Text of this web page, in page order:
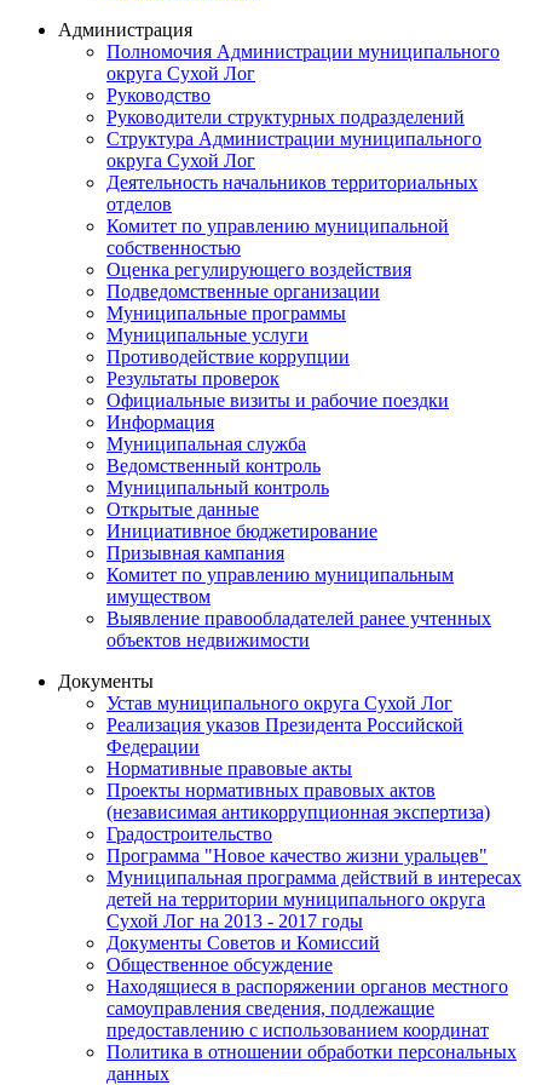
Администрация
Полномочия Администрации муниципального
округа Сухой Лог
Руководство
Руководители структурных подразделений
Структура Администрации муниципального
округа Сухой Лог
Деятельность начальников территориальных
отделов
Комитет по управлению муниципальной
собственностью
Оценка регулирующего воздействия
Подведомственные организации
Муниципальные программы
Муниципальные услуги
Противодействие коррупции
Результаты проверок
Официальные визиты и рабочие поездки
Информация
Муниципальная служба
Ведомственный контроль
Муниципальный контроль
Открытые данные
Инициативное бюджетирование
Призывная кампания
Комитет по управлению муниципальным
имуществом
Выявление правообладателей ранее учтенных
объектов недвижимости
Документы
Устав муниципального округа Сухой Лог
Реализация указов Президента Российской
Федерации
Нормативные правовые акты
Проекты нормативных правовых актов
(независимая антикоррупционная экспертиза)
Градостроительство
Программа "Новое качество жизни уральцев"
Муниципальная программа действий в интересах
детей на территории муниципального округа
Сухой Лог на 2013 - 2017 годы
Документы Советов и Комиссий
Общественное обсуждение
Находящиеся в распоряжении органов местного
самоуправления сведения, подлежащие
предоставлению с использованием координат
Политика в отношении обработки персональных
данных